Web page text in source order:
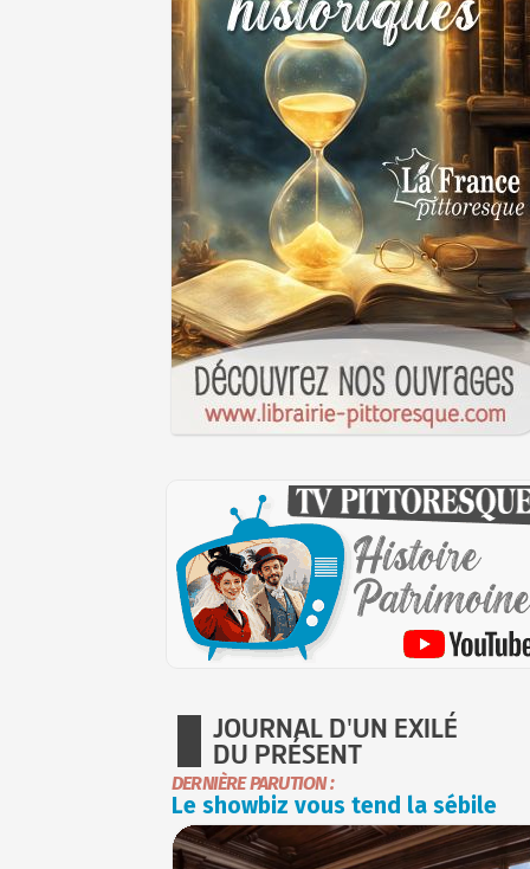
JOURNAL D'UN EXILÉ
DU PRÉSENT
DERNIÈRE PARUTION :
Le showbiz vous tend la sébile